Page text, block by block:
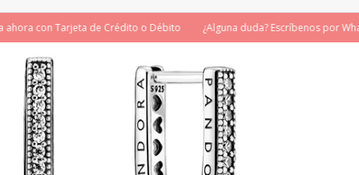
con Tarjeta de Crédito o Débito ¿Alguna duda? Escríbenos por